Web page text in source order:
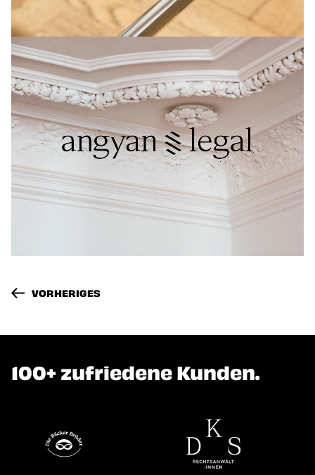
VORHERIGES"BÄCKEREI WINKLER" ANSEHEN
Unsere Werbeagentur hat
100+ zufriedene Kunden.